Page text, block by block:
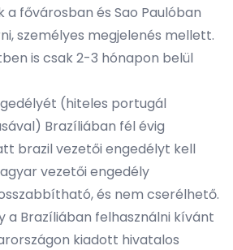
a fővárosban és Sao Paulóban
személyes megjelenés mellett.
is csak 2-3 hónapon belül
(hiteles portugál
Brazíliában fél évig
brazil vezetői engedélyt kell
vezetői engedély
és nem cserélhető.
a Brazíliában felhasználni kívánt
kiadott hivatalos